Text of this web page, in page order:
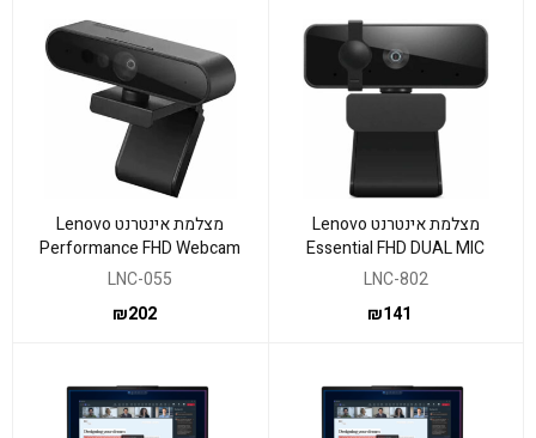
מצלמת אינטרנט Lenovo
Essential FHD DUAL MIC
and Shutter Webcam
LNC-802
₪141
מצלמת אינטרנט Lenovo
Performance FHD Webcam
and Mic
LNC-055
₪202